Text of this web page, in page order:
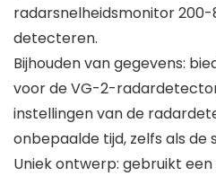
radarsnelheidsmonitor
detecteren.
Bijhouden van gegevens:
voor de VG-2-
instellingen van de
onbepaalde tijd, zelfs als de
Uniek ontwerp: gebruikt